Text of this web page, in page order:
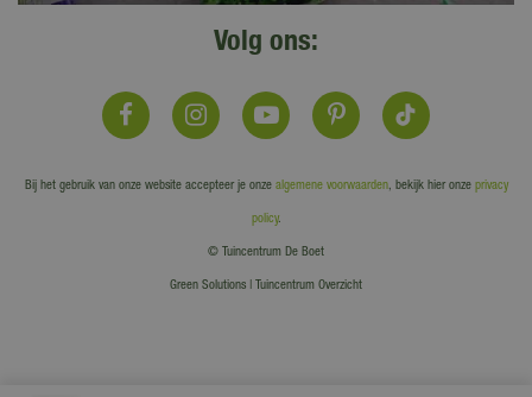
Volg ons:
Bij het gebruik van onze website accepteer je onze algemene voorwaarden, bekijk hier onze privacy
policy.
© Tuincentrum De Boet
Green Solutions Tuincentrum Overzicht